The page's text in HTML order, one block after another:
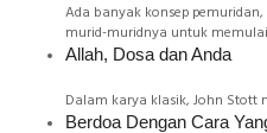
Ada banyak konsep
murid-muridnya untuk
Allah, Dosa dan Anda
Dalam karya klasik, John Stott
Berdoa Dengan Cara